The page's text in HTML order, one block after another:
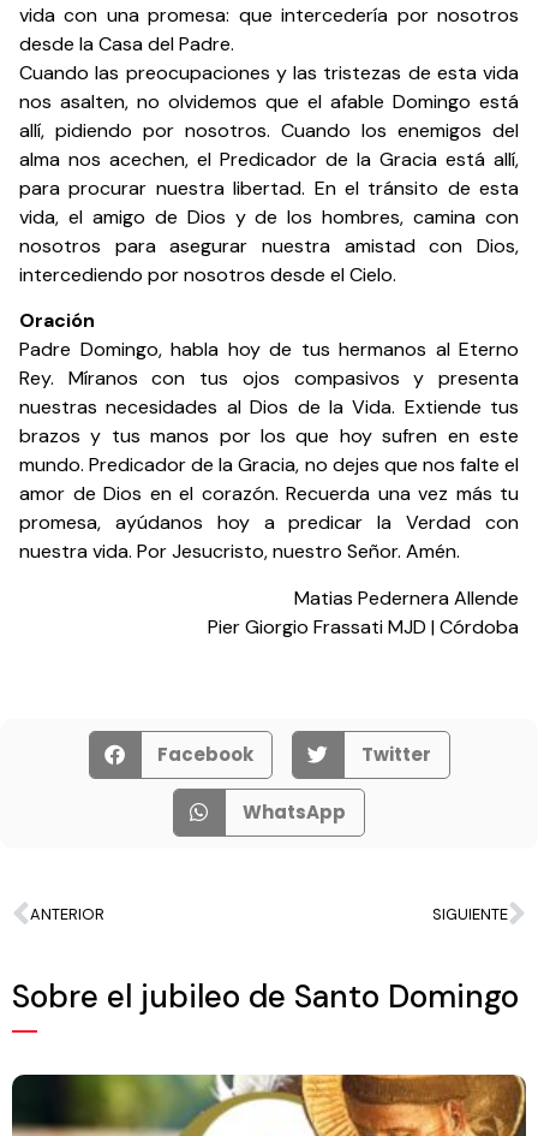
vida con una promesa: que intercedería por nosotros
desde la Casa del Padre.
Cuando las preocupaciones y las tristezas de esta vida
nos asalten, no olvidemos que el afable Domingo está
allí, pidiendo por nosotros. Cuando los enemigos del
alma nos acechen, el Predicador de la Gracia está allí,
para procurar nuestra libertad. En el tránsito de esta
vida, el amigo de Dios y de los hombres, camina con
nosotros para asegurar nuestra amistad con Dios,
intercediendo por nosotros desde el Cielo.
Oración
Padre Domingo, habla hoy de tus hermanos al Eterno
Rey. Míranos con tus ojos compasivos y presenta
nuestras necesidades al Dios de la Vida. Extiende tus
brazos y tus manos por los que hoy sufren en este
mundo. Predicador de la Gracia, no dejes que nos falte el
amor de Dios en el corazón. Recuerda una vez más tu
promesa, ayúdanos hoy a predicar la Verdad con
nuestra vida. Por Jesucristo, nuestro Señor. Amén.
Matias Pedernera Allende
Pier Giorgio Frassati MJD | Córdoba
Facebook Twitter
WhatsApp
ANTERIOR SIGUIENTE
Sobre el jubileo de Santo Domingo